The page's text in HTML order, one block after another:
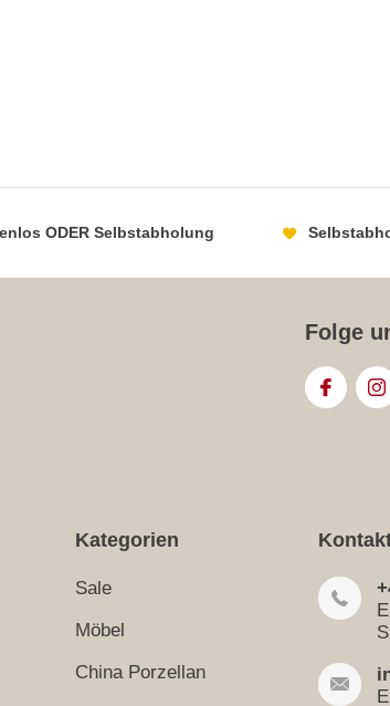
ODER Selbstabholung
Folge
Kategorien
Sale
Möbel
China Porzellan